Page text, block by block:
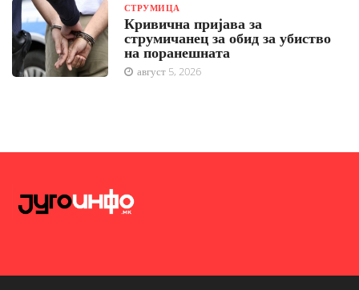
СТРУМИЦА
Кривична пријава за
струмичанец за обид за убиство
на поранешната
август 5, 2026